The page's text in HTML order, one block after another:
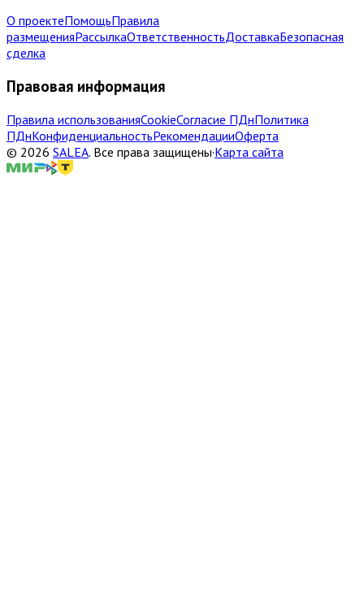
О проектеПомощьПравила
размещенияРассылкаОтветственностьДоставкаБезопасная
сделка
Правовая информация
Правила использованияCookieСогласие ПДнПолитика
ПДнКонфиденциальностьРекомендацииОферта
© 2026 SALEA. Все права защищены·Карта сайта